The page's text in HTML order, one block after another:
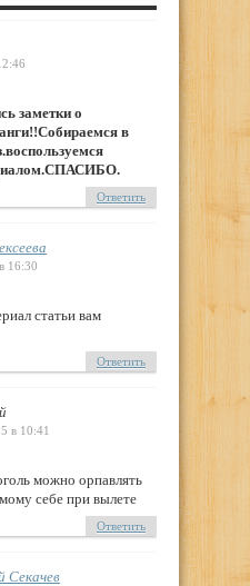
заметки о
в
Ответить
16:30
статьи вам
Ответить
в 10:41
можно орпавлять
себе при вылете
Ответить
Секачев